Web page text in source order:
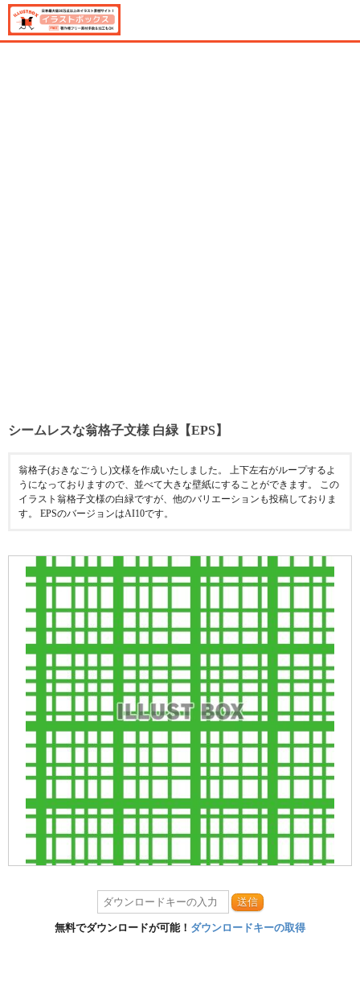
シームレスな翁格子文様 白緑【EPS】
翁格子(おきなごうし)文様を作成いたしました。 上下左右がループするよ
うになっておりますので、並べて大きな壁紙にすることができます。 この
イラスト翁格子文様の白緑ですが、他のバリエーションも投稿しておりま
す。 EPSのバージョンはAI10です。
送信
無料でダウンロードが可能！ ダウンロードキーの取得